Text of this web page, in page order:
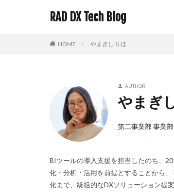
RAD DX Tech Blog
HOME やまぎし りほ
AUTHOR
やまぎ
第二事業部 事業
BIツールの導入支援を担当したのち、
化・分析・活用を前提とすることから
化まで、統括的なDXソリューション提